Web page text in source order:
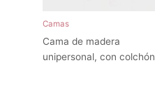
Camas
Cama de madera
unipersonal, con colchón